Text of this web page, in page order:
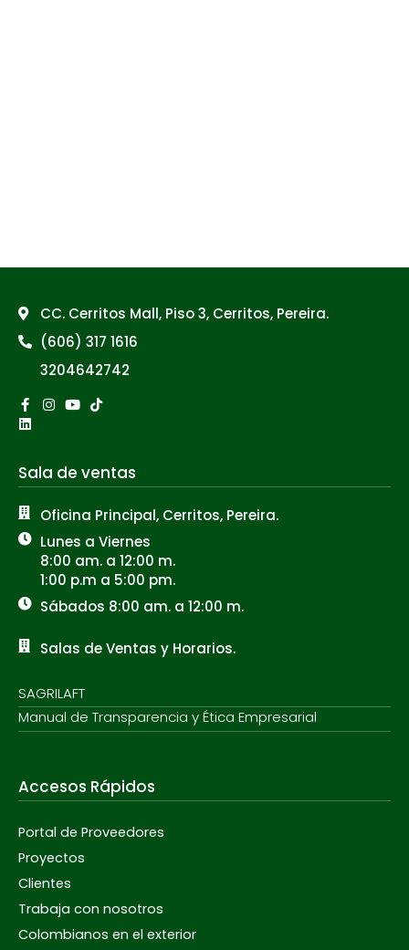
CC. Cerritos Mall, Piso 3, Cerritos, Pereira.
(606) 317 1616
3204642742
Facebook-
f
Instagram
Youtube
Tiktok
Linkedin
Sala de ventas
Oficina Principal, Cerritos, Pereira.
Lunes a Viernes
8:00 am. a 12:00 m.
1:00 p.m a 5:00 pm.
Sábados 8:00 am. a 12:00 m.
Salas de Ventas y Horarios.
SAGRILAFT
Manual de Transparencia y Ética Empresarial
Accesos Rápidos
Portal de Proveedores
Proyectos
Clientes
Trabaja con nosotros
Colombianos en el exterior